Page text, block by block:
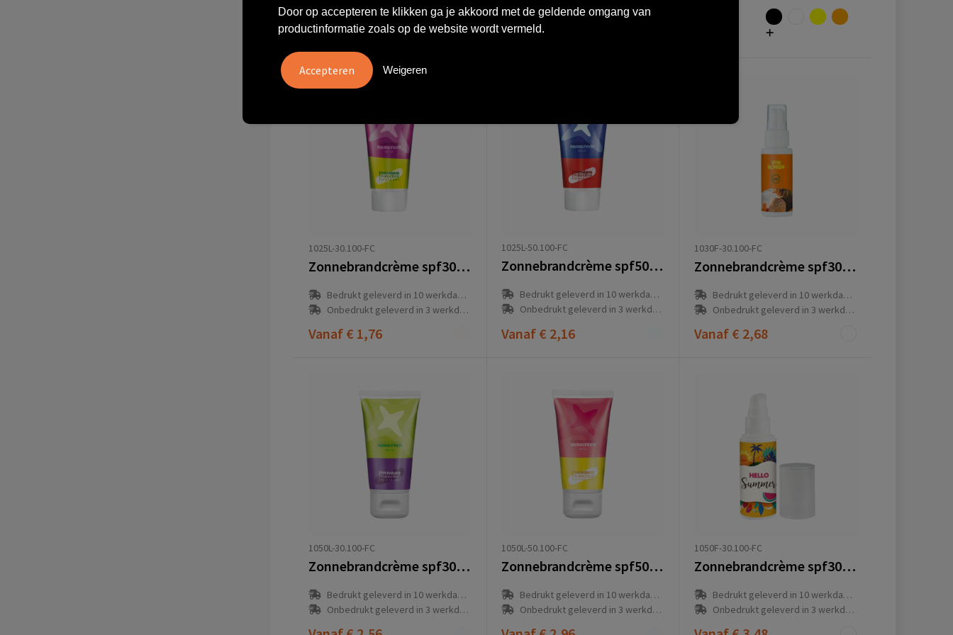
Vanaf€ 1,09 Vanaf€ 1,20
1025L-30.100-FC
Zonnebrandcrème spf30 25 ml
Bedrukt geleverd in 10 werkdag(en)
Onbedrukt geleverd in 3 werkdag(en)
Vanaf € 1,76
1025L-50.100-FC
Zonnebrandcrème spf50 25 ml
Bedrukt geleverd in 10 werkdag(en)
Onbedrukt geleverd in 3 werkdag(en)
Vanaf € 2,16
1030F-30.100-FC
Zonnebrandcrème spf30 30 ml hervulbaar
Bedrukt geleverd in 10 werkdag(en)
Onbedrukt geleverd in 3 werkdag(en)
Vanaf € 2,68
1050L-30.100-FC
Zonnebrandcrème spf30 50 ml
Bedrukt geleverd in 10 werkdag(en)
Onbedrukt geleverd in 3 werkdag(en)
1050L-50.100-FC
Zonnebrandcrème spf50 50 ml
Bedrukt geleverd in 10 werkdag(en)
Onbedrukt geleverd in 3 werkdag(en)
1050F-30.100-FC
Zonnebrandcrème spf30 50 ml hervulbaar
Bedrukt geleverd in 10 werkdag(en)
Onbedrukt geleverd in 3 werkdag(en)
Door op accepteren te klikken ga je akkoord met de geldende omgang van
productinformatie zoals op de website wordt vermeld.
Weigeren